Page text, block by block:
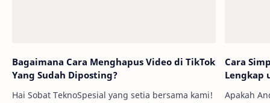
Bagaimana Cara Menghapus Video di TikTok
Yang Sudah Diposting?
Hai Sobat TeknoSpesial yang setia bersama kami!
Cara
Lengkap
Apakah